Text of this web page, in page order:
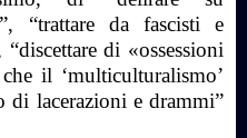
“trattare da fascisti e
di «ossessioni
il ‘multiculturalismo’
lacerazioni e drammi”